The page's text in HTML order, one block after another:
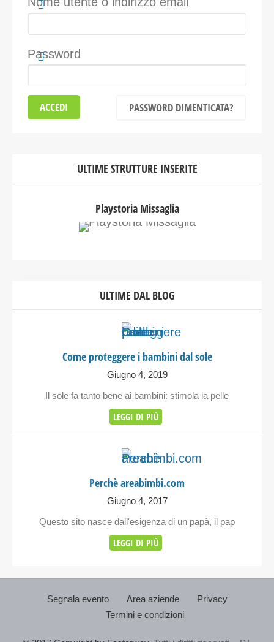
Password
PASSWORD DIMENTICATA?
ULTIME STRUTTURE INSERITE
Playstoria Missaglia
ULTIME DAL BLOG
Come proteggere i bambini dal sole
Giugno 4, 2019
Il sole fa tanto bene ai bambini: stimola la pelle
LEGGI DI PIÙ
Perchè areabimbi.com
Giugno 4, 2017
Questo sito nasce dall'esigenza di un papà, il pap
LEGGI DI PIÙ
Segnala evento Area aziende
Privacy
Termini e condizioni